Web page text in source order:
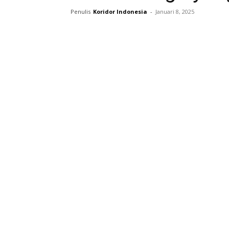
Penulis Koridor Indonesia - Januari 8, 2025